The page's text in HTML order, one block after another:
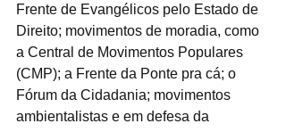
Frente de Evangélicos pelo Estado de
Direito; movimentos de moradia, como
a Central de Movimentos Populares
(CMP); a Frente da Ponte pra cá; o
Fórum da Cidadania; movimentos
ambientalistas e em defesa da